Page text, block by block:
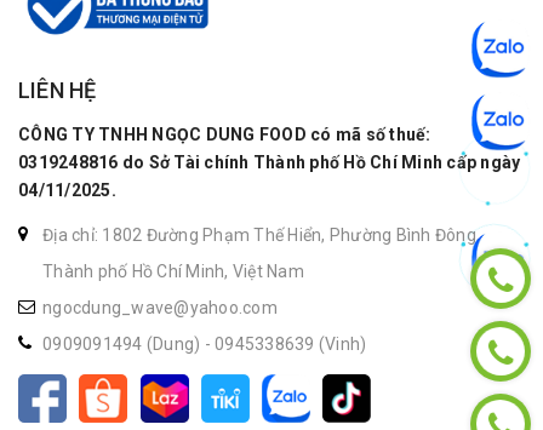
LIÊN HỆ
CÔNG TY TNHH NGỌC DUNG FOOD có mã số thuế:
0319248816 do Sở Tài chính Thành phố Hồ Chí Minh cấp ngày
04/11/2025.
Địa chỉ: 1802 Đường Phạm Thế Hiển, Phường Bình Đông,
Thành phố Hồ Chí Minh, Việt Nam
ngocdung_wave@yahoo.com
0909091494 (Dung) - 0945338639 (Vinh)